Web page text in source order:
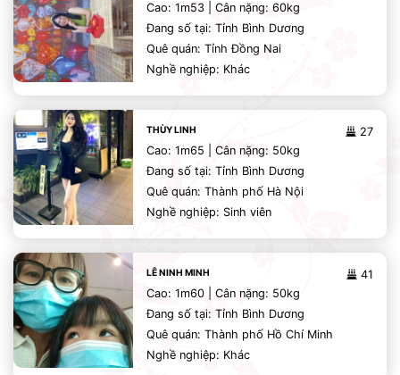
Cao: 1m53 | Cân nặng: 60kg
Đang số tại: Tỉnh Bình Dương
Quê quán: Tỉnh Đồng Nai
Nghề nghiệp: Khác
27
THÙY LINH
Cao: 1m65 | Cân nặng: 50kg
Đang số tại: Tỉnh Bình Dương
Quê quán: Thành phố Hà Nội
Nghề nghiệp: Sinh viên
41
LÊ NINH MINH
Cao: 1m60 | Cân nặng: 50kg
Đang số tại: Tỉnh Bình Dương
Quê quán: Thành phố Hồ Chí Minh
Nghề nghiệp: Khác